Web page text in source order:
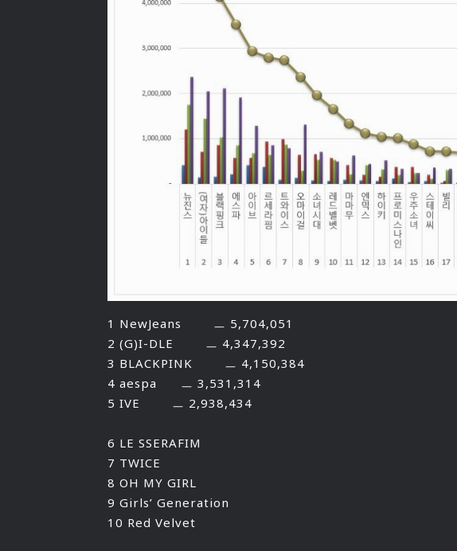
1 NewJeans ㅡ 5,704,051
2 (G)I-DLE ㅡ 4,347,392
3 BLACKPINK ㅡ 4,150,384
4 aespa ㅡ 3,531,314
5 IVE ㅡ 2,938,434
6 LE SSERAFIM
7 TWICE
8 OH MY GIRL
9 Girls’ Generation
10 Red Velvet